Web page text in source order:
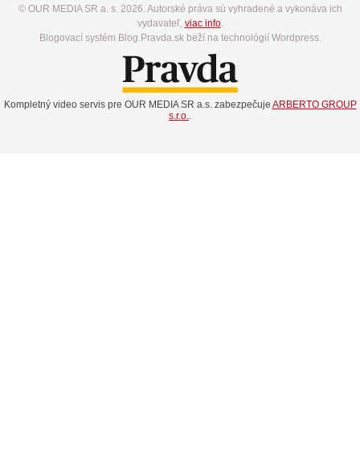
© OUR MEDIA SR a. s. 2026. Autorské práva sú vyhradené a vykonáva ich
vydavateľ, viac info.
Blogovací systém Blog.Pravda.sk beží na technológií Wordpress.
Kompletný video servis pre OUR MEDIA SR a.s. zabezpečuje ARBERTO GROUP
s.r.o..